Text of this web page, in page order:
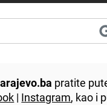
pratite
| Instagram, kao i